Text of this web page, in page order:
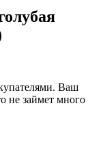
Ваш
не займет много